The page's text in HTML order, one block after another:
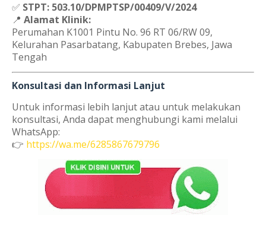
✅ STPT: 503.10/DPMPTSP/00409/V/2024
📍 Alamat Klinik:
Perumahan K1001 Pintu No. 96 RT 06/RW 09,
Kelurahan Pasarbatang, Kabupaten Brebes, Jawa
Tengah
Konsultasi dan Informasi Lanjut
Untuk informasi lebih lanjut atau untuk melakukan
konsultasi, Anda dapat menghubungi kami melalui
WhatsApp:
👉 https://wa.me/6285867679796